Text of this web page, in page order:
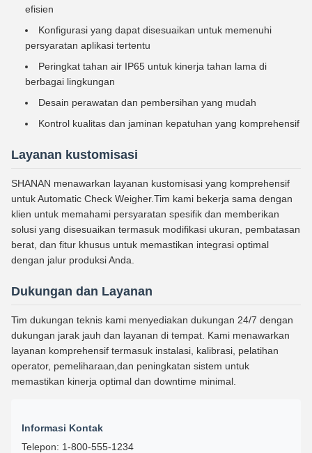
efisien
Konfigurasi yang dapat disesuaikan untuk memenuhi
persyaratan aplikasi tertentu
Peringkat tahan air IP65 untuk kinerja tahan lama di
berbagai lingkungan
Desain perawatan dan pembersihan yang mudah
Kontrol kualitas dan jaminan kepatuhan yang komprehensif
Layanan kustomisasi
SHANAN menawarkan layanan kustomisasi yang komprehensif
untuk Automatic Check Weigher.Tim kami bekerja sama dengan
klien untuk memahami persyaratan spesifik dan memberikan
solusi yang disesuaikan termasuk modifikasi ukuran, pembatasan
berat, dan fitur khusus untuk memastikan integrasi optimal
dengan jalur produksi Anda.
Dukungan dan Layanan
Tim dukungan teknis kami menyediakan dukungan 24/7 dengan
dukungan jarak jauh dan layanan di tempat. Kami menawarkan
layanan komprehensif termasuk instalasi, kalibrasi, pelatihan
operator, pemeliharaan,dan peningkatan sistem untuk
memastikan kinerja optimal dan downtime minimal.
Informasi Kontak
Telepon: 1-800-555-1234